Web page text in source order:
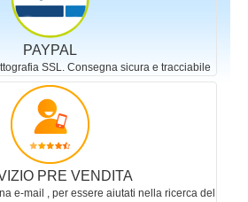
PAYPAL
SSL. Consegna sicura e tracciabile
PRE VENDITA
e-mail , per essere aiutati nella ricerca del